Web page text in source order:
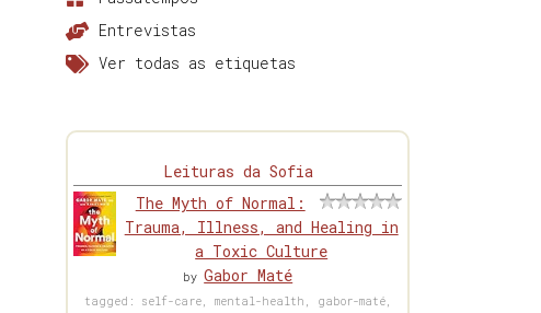
Entrevistas
Ver todas as etiquetas
Leituras da Sofia
The Myth of Normal:
Trauma, Illness, and Healing in
a Toxic Culture
byGabor Maté
tagged: self-care, mental-health, gabor-maté,